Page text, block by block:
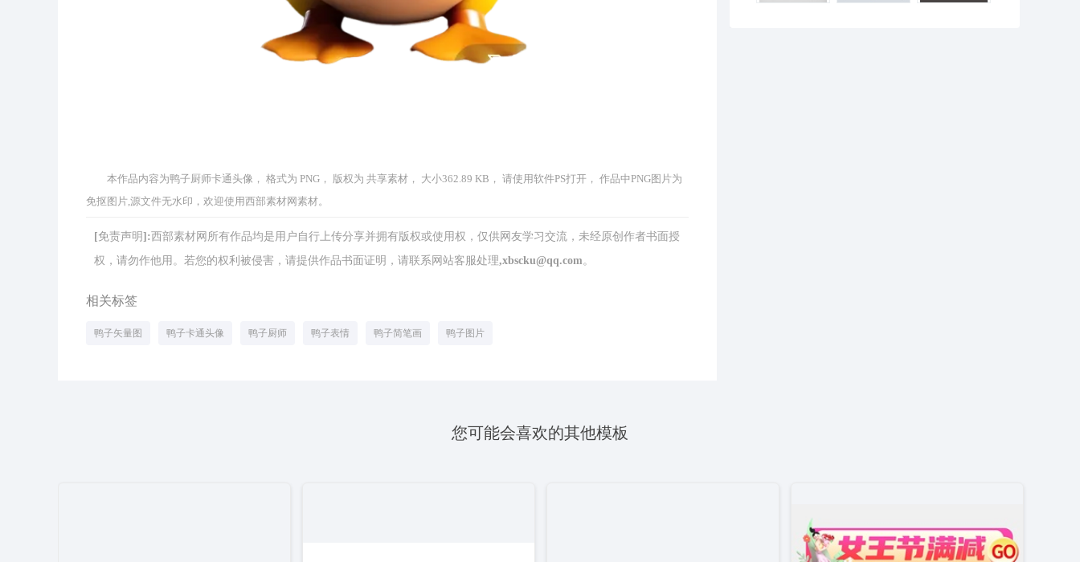
本作品内容为鸭子厨师卡通头像， 格式为 PNG， 版权为 共享素材， 大小362.89 KB， 请使用软件PS打开， 作品中PNG图片为
免抠图片,源文件无水印，欢迎使用西部素材网素材。
[免责声明]:西部素材网所有作品均是用户自行上传分享并拥有版权或使用权，仅供网友学习交流，未经原创作者书面授
权，请勿作他用。若您的权利被侵害，请提供作品书面证明，请联系网站客服处理,xbscku@qq.com。
相关标签
鸭子矢量图 鸭子卡通头像 鸭子厨师 鸭子表情 鸭子简笔画 鸭子图片
您可能会喜欢的其他模板